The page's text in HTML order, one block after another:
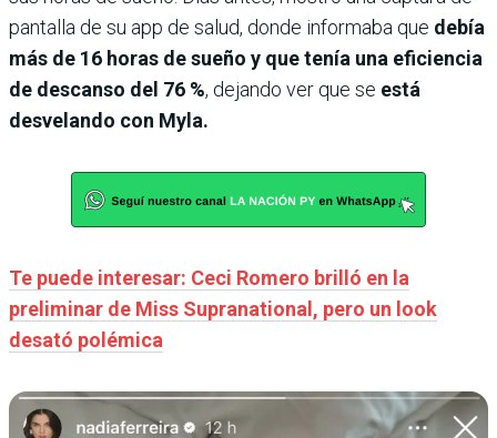
pantalla de su app de salud, donde informaba que debía
más de 16 horas de sueño y que tenía una eficiencia
de descanso del 76 %, dejando ver que se está
desvelando con Myla.
Te puede interesar: Ceci Romero brilló en la
preliminar de Miss Supranational, pero un look
desató polémica